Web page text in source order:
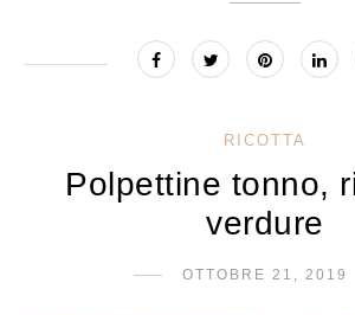
RICOTTA
Polpettine tonno,
verdure
OTTOBRE 21, 2019